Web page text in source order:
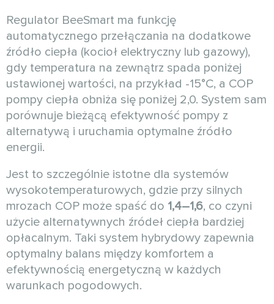
Regulator BeeSmart ma funkcję
automatycznego przełączania na dodatkowe
źródło ciepła (kocioł elektryczny lub gazowy),
gdy temperatura na zewnątrz spada poniżej
ustawionej wartości, na przykład -15°C, a COP
pompy ciepła obniża się poniżej 2,0. System sam
porównuje bieżącą efektywność pompy z
alternatywą i uruchamia optymalne źródło
energii.
Jest to szczególnie istotne dla systemów
wysokotemperaturowych, gdzie przy silnych
mrozach COP może spaść do 1,4–1,6, co czyni
użycie alternatywnych źródeł ciepła bardziej
opłacalnym. Taki system hybrydowy zapewnia
optymalny balans między komfortem a
efektywnością energetyczną w każdych
warunkach pogodowych.